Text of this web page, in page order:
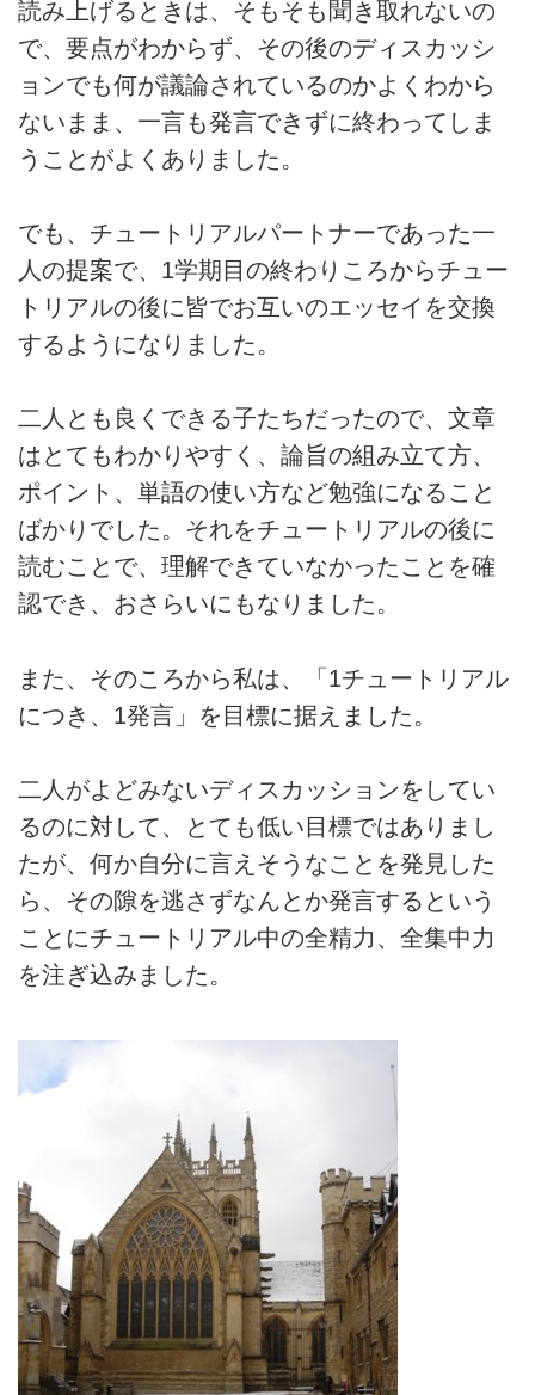
読み上げるときは、そもそも聞き取れないの
で、要点がわからず、その後のディスカッシ
ョンでも何が議論されているのかよくわから
ないまま、一言も発言できずに終わってしま
うことがよくありました。
でも、チュートリアルパートナーであった一
人の提案で、1学期目の終わりころからチュー
トリアルの後に皆でお互いのエッセイを交換
するようになりました。
二人とも良くできる子たちだったので、文章
はとてもわかりやすく、論旨の組み立て方、
ポイント、単語の使い方など勉強になること
ばかりでした。それをチュートリアルの後に
読むことで、理解できていなかったことを確
認でき、おさらいにもなりました。
また、そのころから私は、「1チュートリアル
につき、1発言」を目標に据えました。
二人がよどみないディスカッションをしてい
るのに対して、とても低い目標ではありまし
たが、何か自分に言えそうなことを発見した
ら、その隙を逃さずなんとか発言するという
ことにチュートリアル中の全精力、全集中力
を注ぎ込みました。